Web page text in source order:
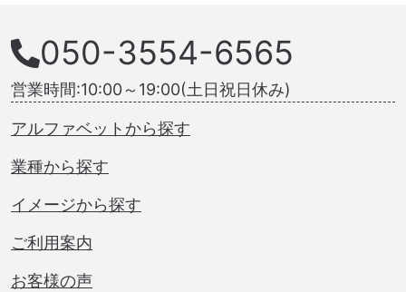
050-3554-6565
営業時間:10:00～19:00(土日祝日休み)
アルファベットから探す
業種から探す
イメージから探す
ご利用案内
お客様の声